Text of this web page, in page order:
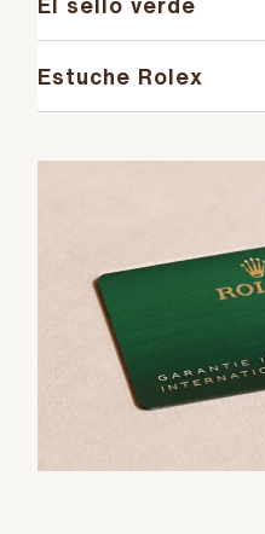
El sello verde
Estuche Rolex